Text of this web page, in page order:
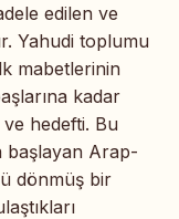
edilen ve
Yahudi toplumu
mabetlerinin
kadar
hedefti. Bu
başlayan Arap-
dönmüş bir